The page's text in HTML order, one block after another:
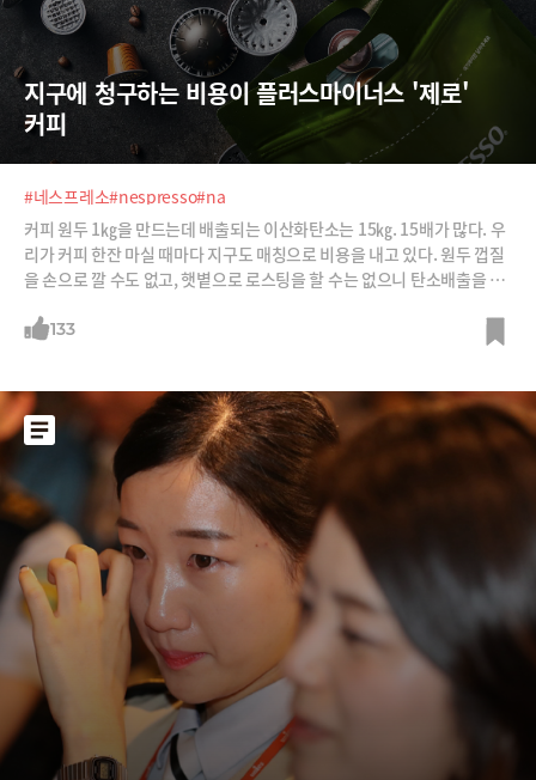
지구에 청구하는 비용이 플러스마이너스 '제로'
커피
#네스프레소#nespresso#na
커피 원두 1㎏을 만드는데 배출되는 이산화탄소는 15㎏. 15배가 많다. 우
리가 커피 한잔 마실 때마다 지구도 매칭으로 비용을 내고 있다. 원두 껍질
을 손으로 깔 수도 없고, 햇볕으로 로스팅을 할 수는 없으니 탄소배출을 제
이너스 제로 커피를 만들고 있는 커피 회사를 소개한다.
133